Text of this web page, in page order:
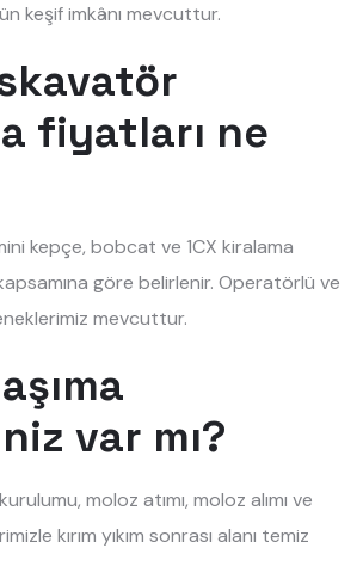
keşif imkânı mevcuttur.
fiyatları ne
kepçe, bobcat ve 1CX kiralama
göre belirlenir. Operatörlü ve
mevcuttur.
var mı?
moloz atımı, moloz alımı ve
kırım yıkım sonrası alanı temiz